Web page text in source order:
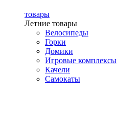
товары
Летние товары
Велосипеды
Горки
Домики
Игровые комплексы
Качели
Самокаты